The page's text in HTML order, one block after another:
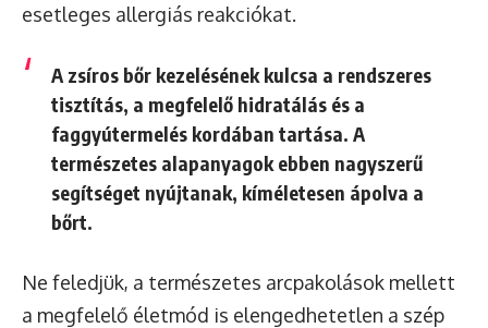
esetleges allergiás reakciókat.
A zsíros bőr kezelésének kulcsa a rendszeres
tisztítás, a megfelelő hidratálás és a
faggyútermelés kordában tartása. A
természetes alapanyagok ebben nagyszerű
segítséget nyújtanak, kíméletesen ápolva a
bőrt.
Ne feledjük, a természetes arcpakolások mellett
a megfelelő életmód is elengedhetetlen a szép